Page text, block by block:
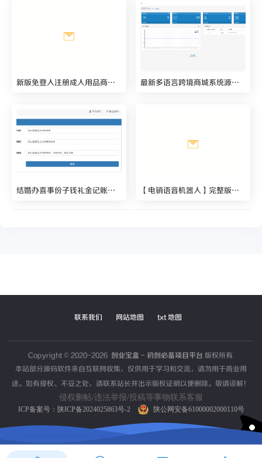
新版免登入注册成人用品商城系统源码/性用品商城系统/情趣用品商城/免签的易支付 最新多语言跨境商城系统源码 跨境电商系统后台带翻译接口 支持 133 种语言自动翻译
结婚办喜事份子钱礼金记账查询系统源码 礼金记账系统，记账系统，随礼记录 【电销语音机器人】完整版源码含安装教程 价值9800最新接单运营版
联系我们 网站地图 txt 地图
Copyright © 2020-2026 创业宝盒 - 初创必备项目平台 版权所有.
本站部分源码软件来自互联网收集，仅供用于学习和交流，请勿用于商业用
途。如有侵权、不妥之处，请联系站长并出示版权证明以便删除。敬请谅解！
侵权删帖/违法举报/投稿等事物联系客服
ICP备案号： 陕ICP备2024025863号-2 陕公网安备61000002000110号